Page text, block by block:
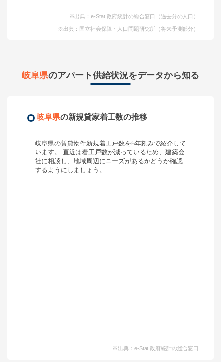
※出典：e-Stat 政府統計の総合窓口（過去分の人口）
※出典：国立社会保障・人口問題研究所（将来予測部分）
岐阜県のアパート供給状況をデータから知る
岐阜県の新規貸家着工数の推移
岐阜県の賃貸物件新規着工戸数を5年刻みで紹介して
います。 直近は着工戸数が減っているため、 建築会
社に相談し、地域周辺にニーズがあるかどうか確認
するようにしましょう 。
※出典：e-Stat 政府統計の総合窓口